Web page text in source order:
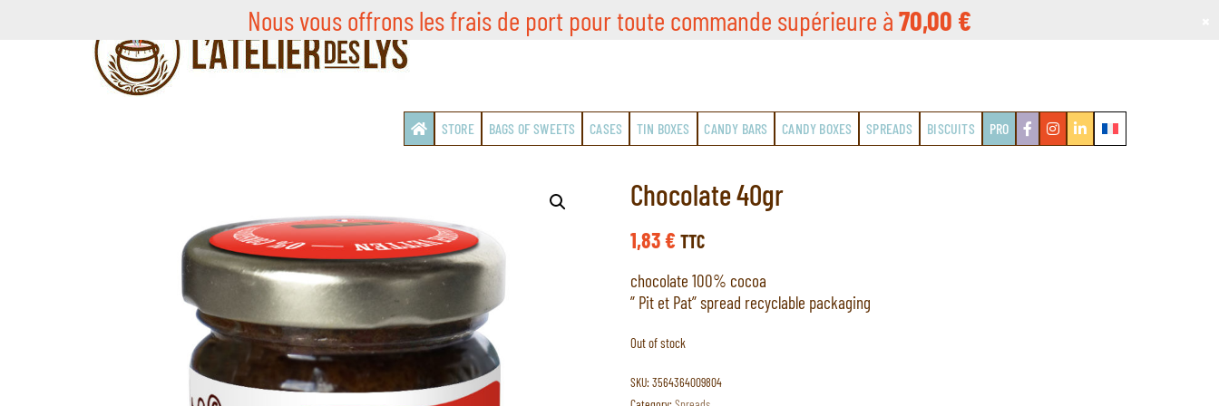
STORE BAGS OF SWEETS CASES TIN BOXES CANDY BARS CANDY BOXES SPREADS BISCUITS PRO
Chocolate 40gr
1,83€ TTC
chocolate 100% cocoa
” Pit et Pat” spread recyclable packaging
Out of stock
SKU: 3564364009804
Nous vous offrons les frais de port pour toute commande supérieure à70,00 €